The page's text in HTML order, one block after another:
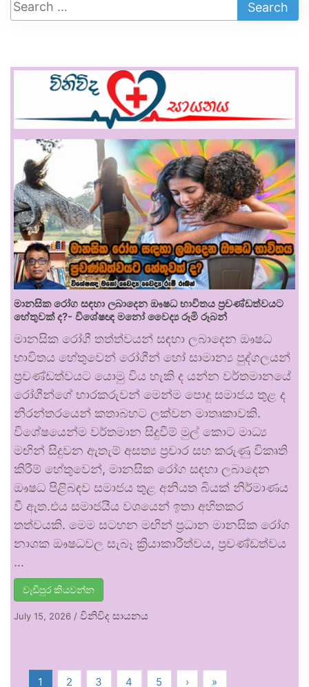
මානසික රෝග සඳහා ලබාදෙන ඖෂධ භාවිතය ප්‍රචණ්ඩත්වයට
හේතුවක් ද?- විශේෂඥ මනෝ වෛද්‍ය රූමි රූබන්
මානසික රෝගී තත්ත්වයන් සඳහා ලබාදෙන ඖෂධ
භාවිතය හේතුවෙන් රෝගීන් හෝ සාමාන්‍ය පුද්ගලයන්
ප්‍රචණ්ඩත්වයට යොමු විය හැකි ද යන්න වර්තමානයේ
රෝගීන්ගේ භාරකරුවන් මෙන්ම පොදු සමාජය තුළ ද
නිරන්තරයෙන් කතාබහට ලක්වන මාතෘකාවකි.
විශේෂයෙන්ම වර්තමාන සිදුවීම් මුල් කොට මාධ්‍ය
මඟින් සිදුවන ඇතැම් අසත්‍ය ප්‍රචාර සහ කරුණු විකෘති
කිරීම් හේතුවෙන්, මානසික රෝග සඳහා ලබාදෙන
ඖෂධ පිළිබඳව සමාජය තුළ අනියත බියක් නිර්මාණය
වී ඇත.එය සමාජයීය වශයෙන් ඉතා අහිතකර
තත්වයකි. මෙම සටහන මඟින් ප්‍රධාන මානසික රෝග
නාශක ඖෂධවල සැබෑ ක්‍රියාකාරීත්වය, ප්‍රචණ්ඩත්වය
…
වැඩිපුර කියවන්න
July 15, 2026 / විනිවිද සායනය
1 2 3 4 5 › »